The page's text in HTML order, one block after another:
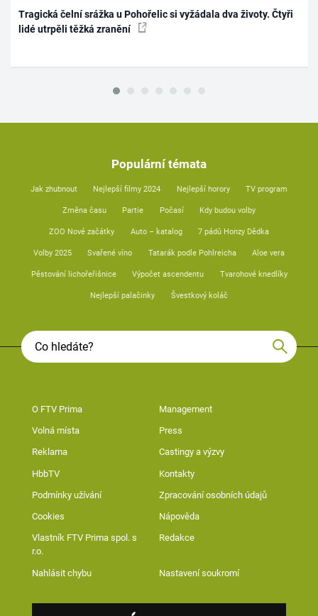
Tragická čelní srážka u Pohořelic si vyžádala dva životy. Čtyři
lidé utrpěli těžká zranění
Populární témata
Jak zhubnout Nejlepší filmy 2024 Nejlepší horory TV program
Změna času Partie Počasí Kdy budou volby
ZOO Nové začátky Auto – katalog 7 pádů Honzy Dědka
Volby 2025 Svařené víno Tatarák podle Pohlreicha Aloe vera
Pěstování lichořeřišnice Výpočet ascendentu Tvarohové knedlíky
Nejlepší palačinky Švestkový koláč
O FTV Prima Management
Volná místa Press
Reklama Castingy a výzvy
HbbTV Kontakty
Podmínky užívání Zpracování osobních údajů
Cookies Nápověda
Vlastník FTV Prima spol. s
r.o.
Redakce
Nahlásit chybu Nastavení soukromí